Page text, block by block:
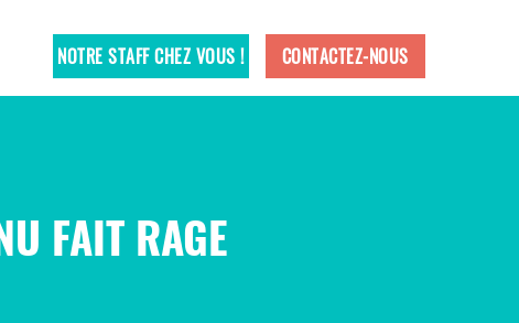
NOTRE STAFF CHEZ VOUS ! CONTACTEZ-NOUS
FAIT RAGE